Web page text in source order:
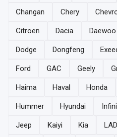
Changan Chery
Citroen Dacia Daewoo
Dodge Dongfeng
Ford GAC Geely
Haima Haval Honda
Hummer Hyundai
Jeep Kaiyi Kia